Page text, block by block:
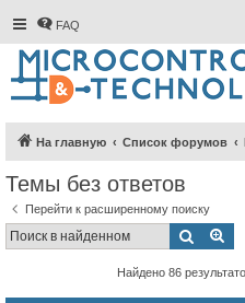
FAQ
На главную Список форумов
Темы без ответов
Перейти к расширенному поиску
Поиск
Найдено 86